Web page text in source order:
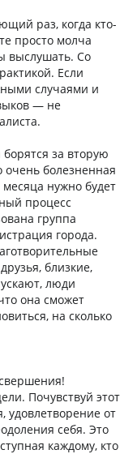
раз, когда кто-
просто молча
выслушать. Со
Если
случаями и
— не
за вторую
очень болезненная
нужно будет
процесс
группа
города.
близкие,
люди
она сможет
на сколько
Почувствуй этот
удовлетворение от
себя. Это
каждому, кто